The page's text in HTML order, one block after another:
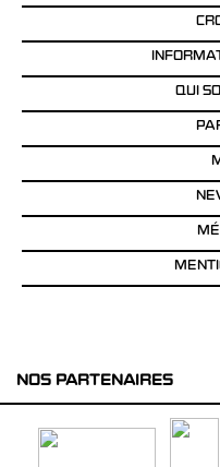
QUI
NOS PARTENAIRES